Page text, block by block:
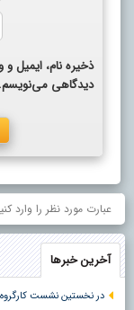
ذخیره نام، ایمیل
دیدگاهی می‌نویسم.
آخرین خبرها
در نخستین نشست